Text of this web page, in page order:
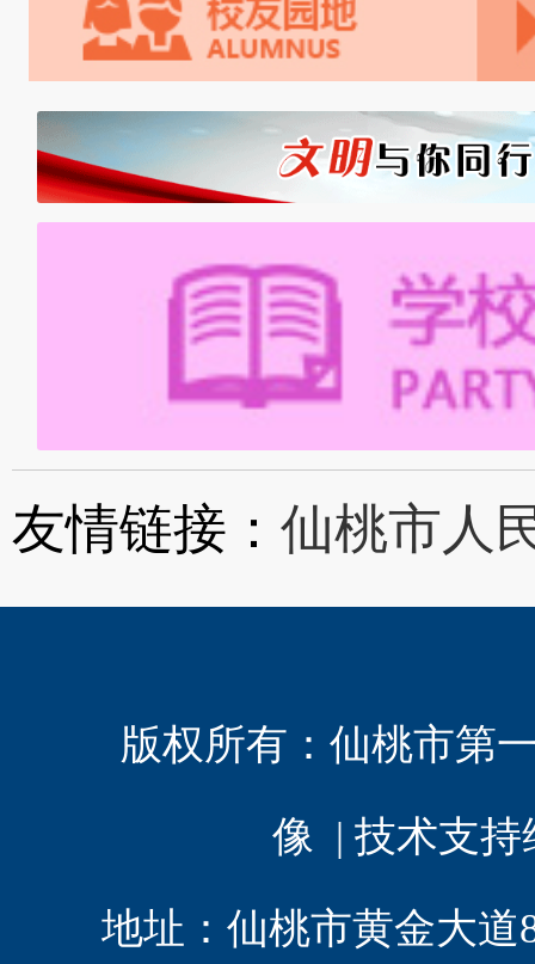
友情链接： 仙桃市人
版权所有： 仙桃市第
像 | 技术支持
地址：仙桃市黄金大道